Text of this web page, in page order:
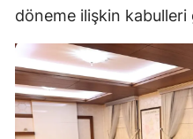
döneme ilişkin